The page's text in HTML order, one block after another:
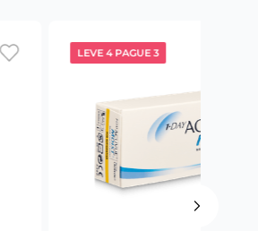
LEVE 4 PAGUE 3